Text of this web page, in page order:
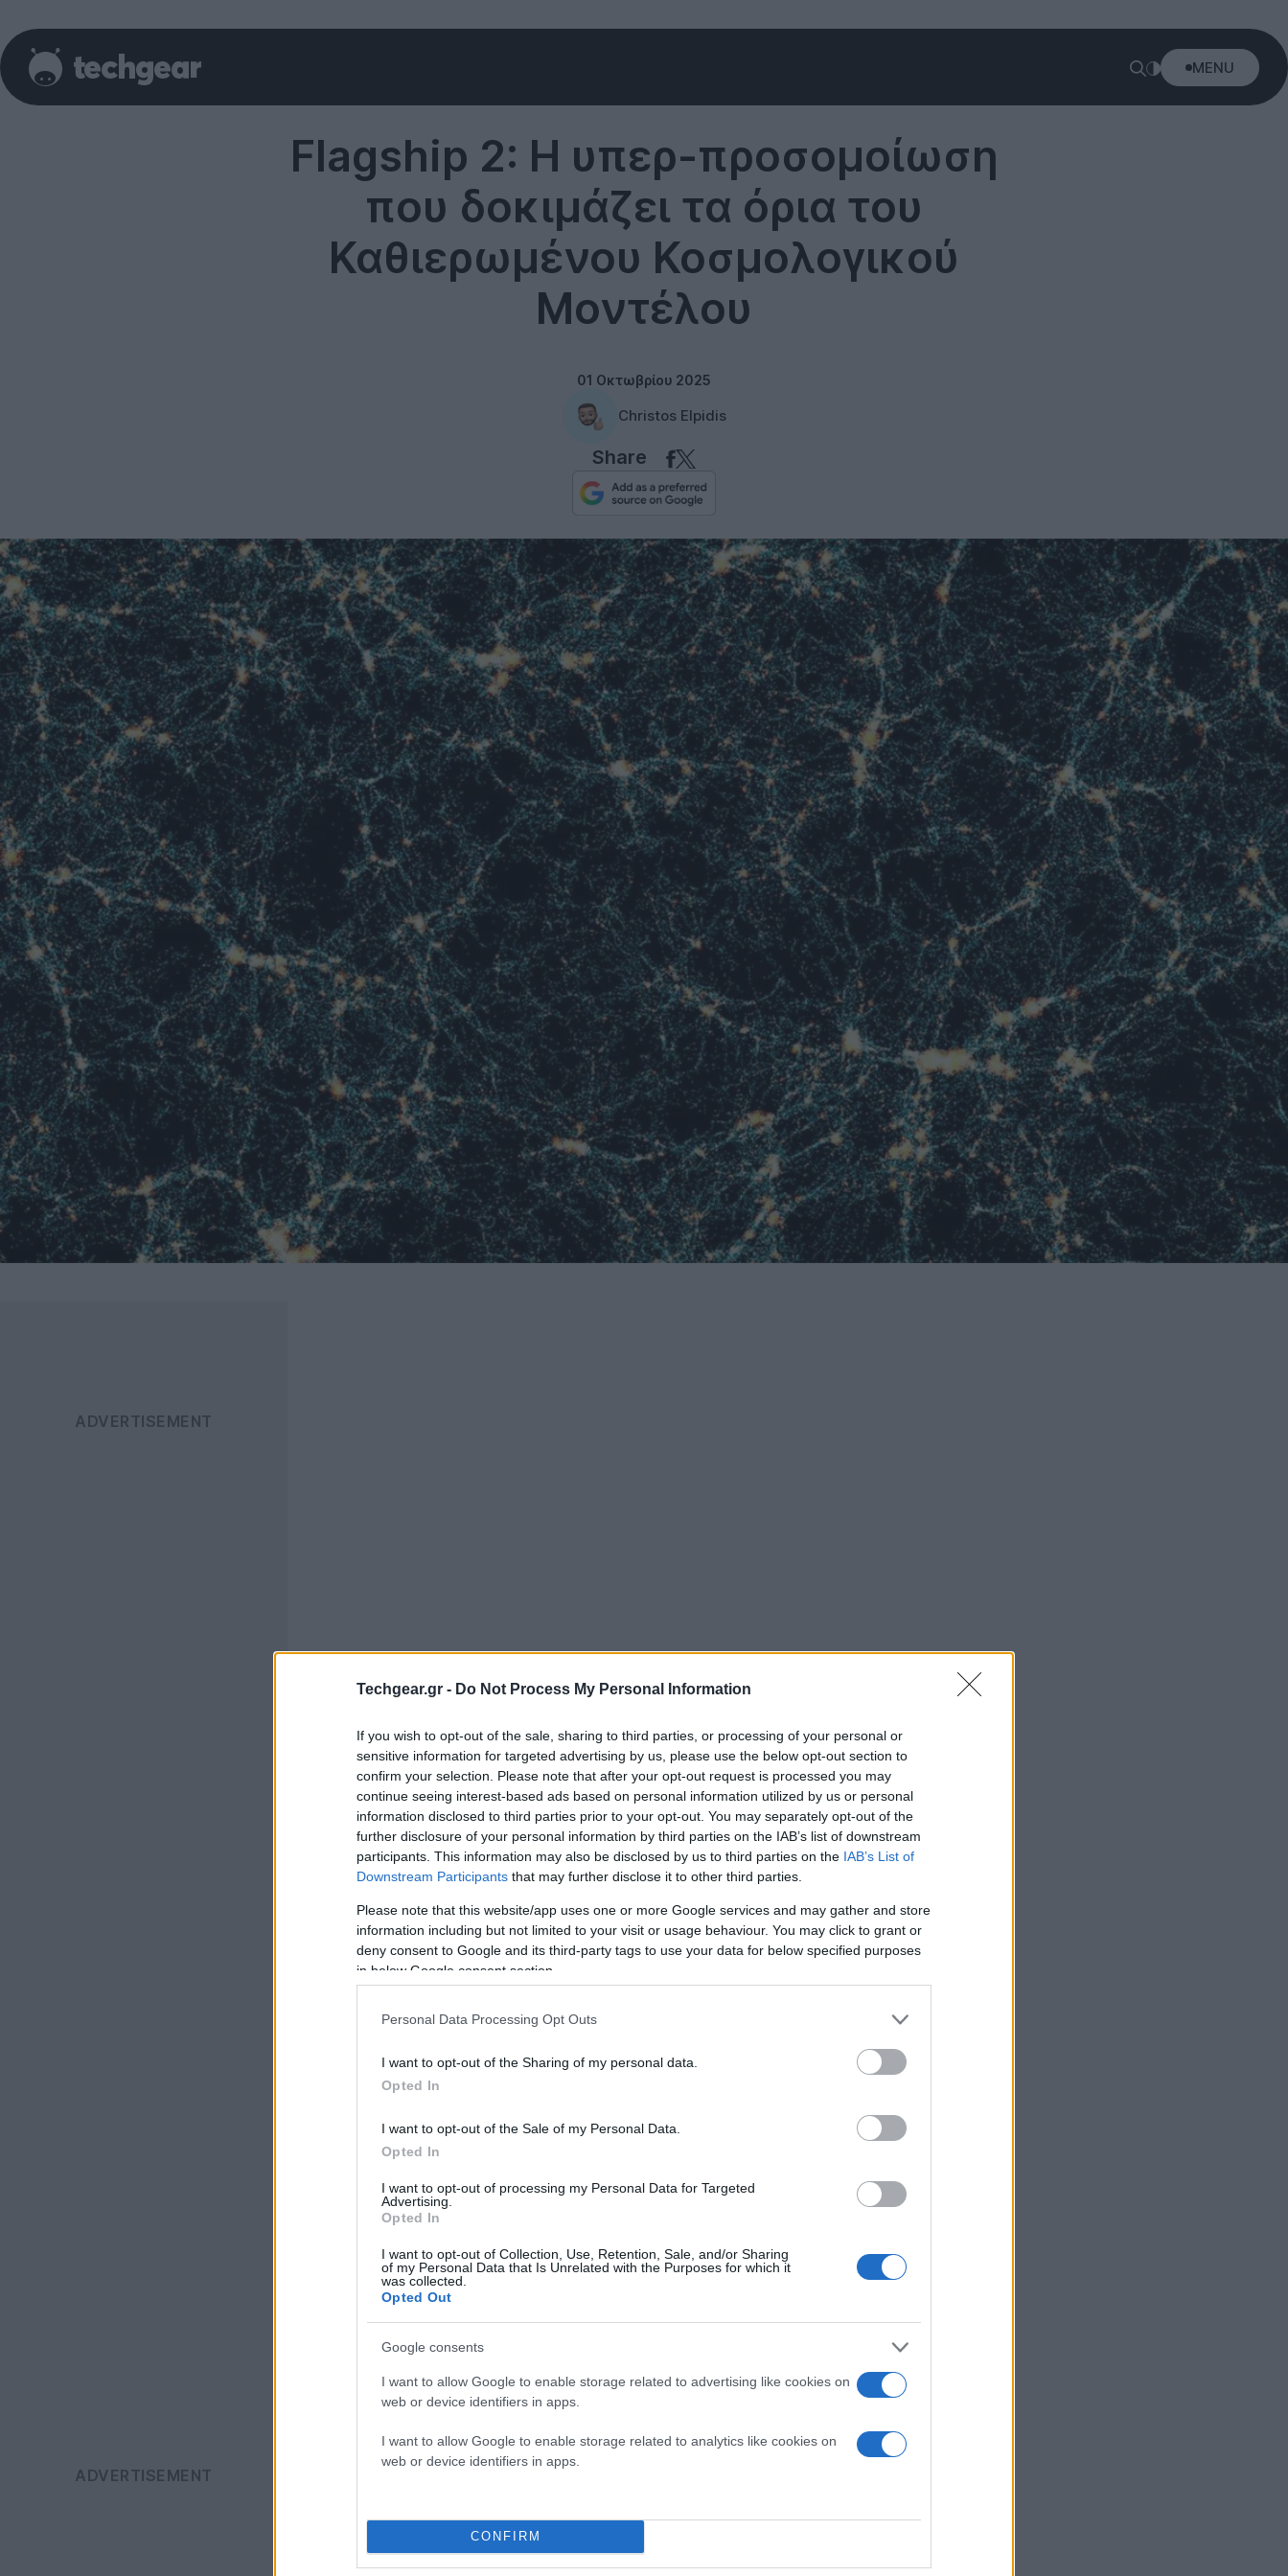
Techgear.gr - Do Not Process My Personal Information
If you wish to opt-out of the sale, sharing to third parties, or processing of your personal or
sensitive information for targeted advertising by us, please use the below opt-out section to
confirm your selection. Please note that after your opt-out request is processed you may
continue seeing interest-based ads based on personal information utilized by us or personal
information disclosed to third parties prior to your opt-out. You may separately opt-out of the
further disclosure of your personal information by third parties on the IAB’s list of downstream
participants. This information may also be disclosed by us to third parties on the IAB’s List of
Downstream Participants that may further disclose it to other third parties.
Please note that this website/app uses one or more Google services and may gather and store
information including but not limited to your visit or usage behaviour. You may click to grant or
deny consent to Google and its third-party tags to use your data for below specified purposes
in below Google consent section.
Personal Data Processing Opt Outs
I want to opt-out of the Sharing of my personal data.
Opted In
I want to opt-out of the Sale of my Personal Data.
Opted In
I want to opt-out of processing my Personal Data for Targeted
Advertising.
Opted In
I want to opt-out of Collection, Use, Retention, Sale, and/or Sharing
of my Personal Data that Is Unrelated with the Purposes for which it
was collected.
Opted Out
Google consents
I want to allow Google to enable storage related to advertising like cookies on
web or device identifiers in apps.
I want to allow Google to enable storage related to analytics like cookies on
web or device identifiers in apps.
CONFIRM
MENU
Flagship 2: Η υπερ-προσομοίωση
που δοκιμάζει τα όρια του
Καθιερωμένου Κοσμολογικού
Μοντέλου
01 Οκτωβρίου 2025
Christos Elpidis
Share